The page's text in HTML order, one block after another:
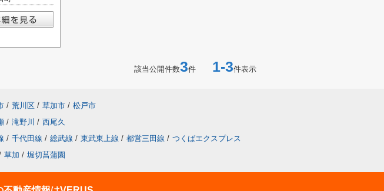
該当公開件数3件 1-3件表示
/ 荒川区 / 草加市 / 松戸市
/ 滝野川 / 西尾久
/ 千代田線 / 総武線 / 東武東上線 / 都営三田線 / つくばエクスプレス
草加 / 堀切菖蒲園